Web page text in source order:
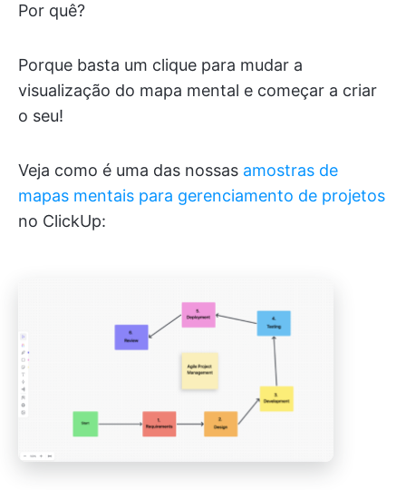
Por quê?
Porque basta um clique para mudar a
visualização do mapa mental e começar a criar
o seu!
Veja como é uma das nossas amostras de
mapas mentais para gerenciamento de projetos
no ClickUp: